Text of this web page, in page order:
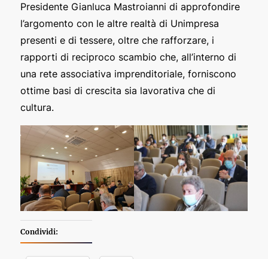
Presidente Gianluca Mastroianni di approfondire
l’argomento con le altre realtà di Unimpresa
presenti e di tessere, oltre che rafforzare, i
rapporti di reciproco scambio che, all’interno di
una rete associativa imprenditoriale, forniscono
ottime basi di crescita sia lavorativa che di
cultura.
Condividi: